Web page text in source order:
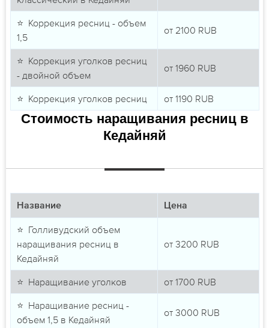
⭐ Коррекция ресниц - объем
1,5
от 2100 RUB
⭐ Коррекция уголков ресниц
- двойной объем
от 1960 RUB
⭐ Коррекция уголков ресниц от 1190 RUB
Стоимость наращивания ресниц в
Кедайняй
Название Цена
⭐ Голливудский объем
наращивания ресниц в
Кедайняй
от 3200 RUB
⭐ Наращивание уголков от 1700 RUB
⭐ Наращивание ресниц -
объем 1,5 в Кедайняй
от 3000 RUB